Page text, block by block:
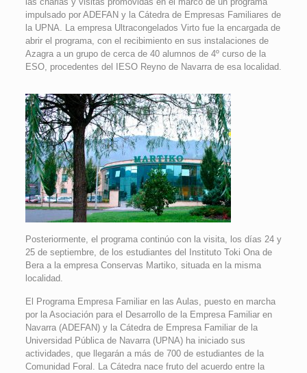
impulsado por ADEFAN y la Cátedra de Empresas Familiares de
la UPNA. La empresa Ultracongelados Virto fue la encargada de
abrir el programa, con el recibimiento en sus instalaciones de
Azagra a un grupo de cerca de 40 alumnos de 4º curso de la
ESO, procedentes del IESO Reyno de Navarra de esa localidad.
Posteriormente, el programa continúo con la visita, los días 24 y
25 de septiembre, de los estudiantes del Instituto Toki Ona de
Bera a la empresa Conservas Martiko, situada en la misma
localidad.
El Programa Empresa Familiar en las Aulas, puesto en marcha
por la Asociación para el Desarrollo de la Empresa Familiar en
Navarra (ADEFAN) y la Cátedra de Empresa Familiar de la
Universidad Pública de Navarra (UPNA) ha iniciado sus
actividades, que llegarán a más de 700 de estudiantes de la
Comunidad Foral. La Cátedra nace fruto del acuerdo entre la